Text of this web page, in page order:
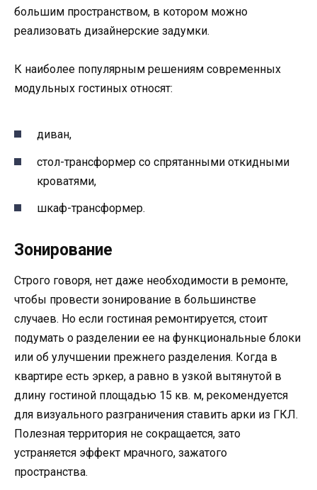
большим пространством, в котором можно
реализовать дизайнерские задумки.
К наиболее популярным решениям современных
модульных гостиных относят:
диван,
стол-трансформер со спрятанными откидными
кроватями,
шкаф-трансформер.
Зонирование
Строго говоря, нет даже необходимости в ремонте,
чтобы провести зонирование в большинстве
случаев. Но если гостиная ремонтируется, стоит
подумать о разделении ее на функциональные блоки
или об улучшении прежнего разделения. Когда в
квартире есть эркер, а равно в узкой вытянутой в
длину гостиной площадью 15 кв. м, рекомендуется
для визуального разграничения ставить арки из ГКЛ.
Полезная территория не сокращается, зато
устраняется эффект мрачного, зажатого
пространства.